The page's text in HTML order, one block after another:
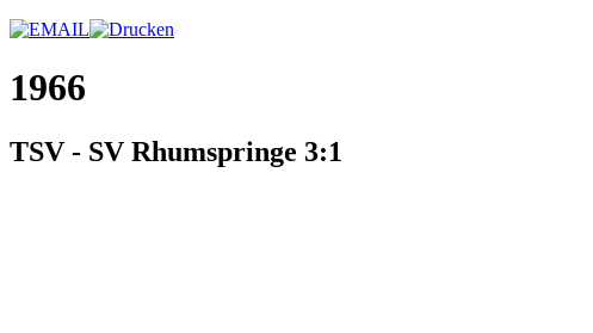
1966
TSV - SV Rhumspringe 3:1